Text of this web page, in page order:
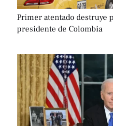
Primer atentado destruye
presidente de Colombia